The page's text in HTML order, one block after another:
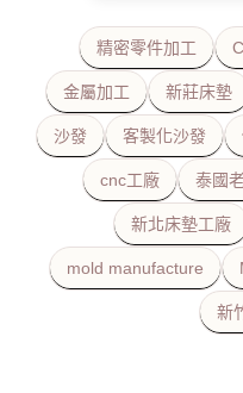
精密零件加工
金屬加工 新莊床墊
沙發 客製化沙發
cnc工廠 泰國
新北床墊工廠
mold manufacture
新